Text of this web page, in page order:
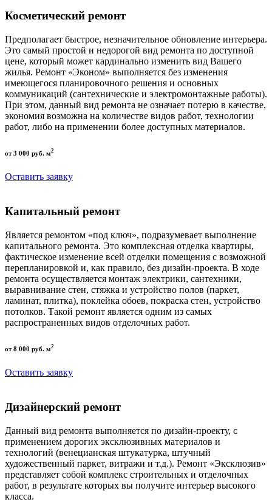
Косметический ремонт
Предполагает быстрое, незначительное обновление интерьера.
Это самый простой и недорогой вид ремонта по доступной
цене, который может кардинально изменить вид Вашего
жилья. Ремонт «Эконом» выполняется без изменения
имеющегося планировочного решения и основных
коммуникаций (сантехнические и электромонтажные работы).
При этом, данный вид ремонта не означает потерю в качестве,
экономия возможна на количестве видов работ, технологии
работ, либо на применении более доступных материалов.
от 3 000 руб. м2
Оставить заявку
Капитальный ремонт
Является ремонтом «под ключ», подразумевает выполнение
капитального ремонта. Это комплексная отделка квартиры,
фактическое изменение всей отделки помещения с возможной
перепланировкой и, как правило, без дизайн-проекта. В ходе
ремонта осуществляется монтаж электрики, сантехники,
выравнивание стен, стяжка и устройство полов (паркет,
ламинат, плитка), поклейка обоев, покраска стен, устройство
потолков. Такой ремонт является одним из самых
распространенных видов отделочных работ.
от 8 000 руб. м2
Оставить заявку
Дизайнерский ремонт
Данный вид ремонта выполняется по дизайн-проекту, с
применением дорогих эксклюзивных материалов и
технологий (венецианская штукатурка, штучный
художественный паркет, витражи и т.д.). Ремонт «Эксклюзив»
представляет собой комплекс строительных и отделочных
работ, в результате которых вы получите интерьер высокого
класса.